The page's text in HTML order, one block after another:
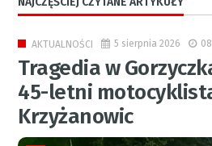
AKTUALNOŚCI 5 sierpnia 2026
Tragedia w
45-letni
Krzyżanowic